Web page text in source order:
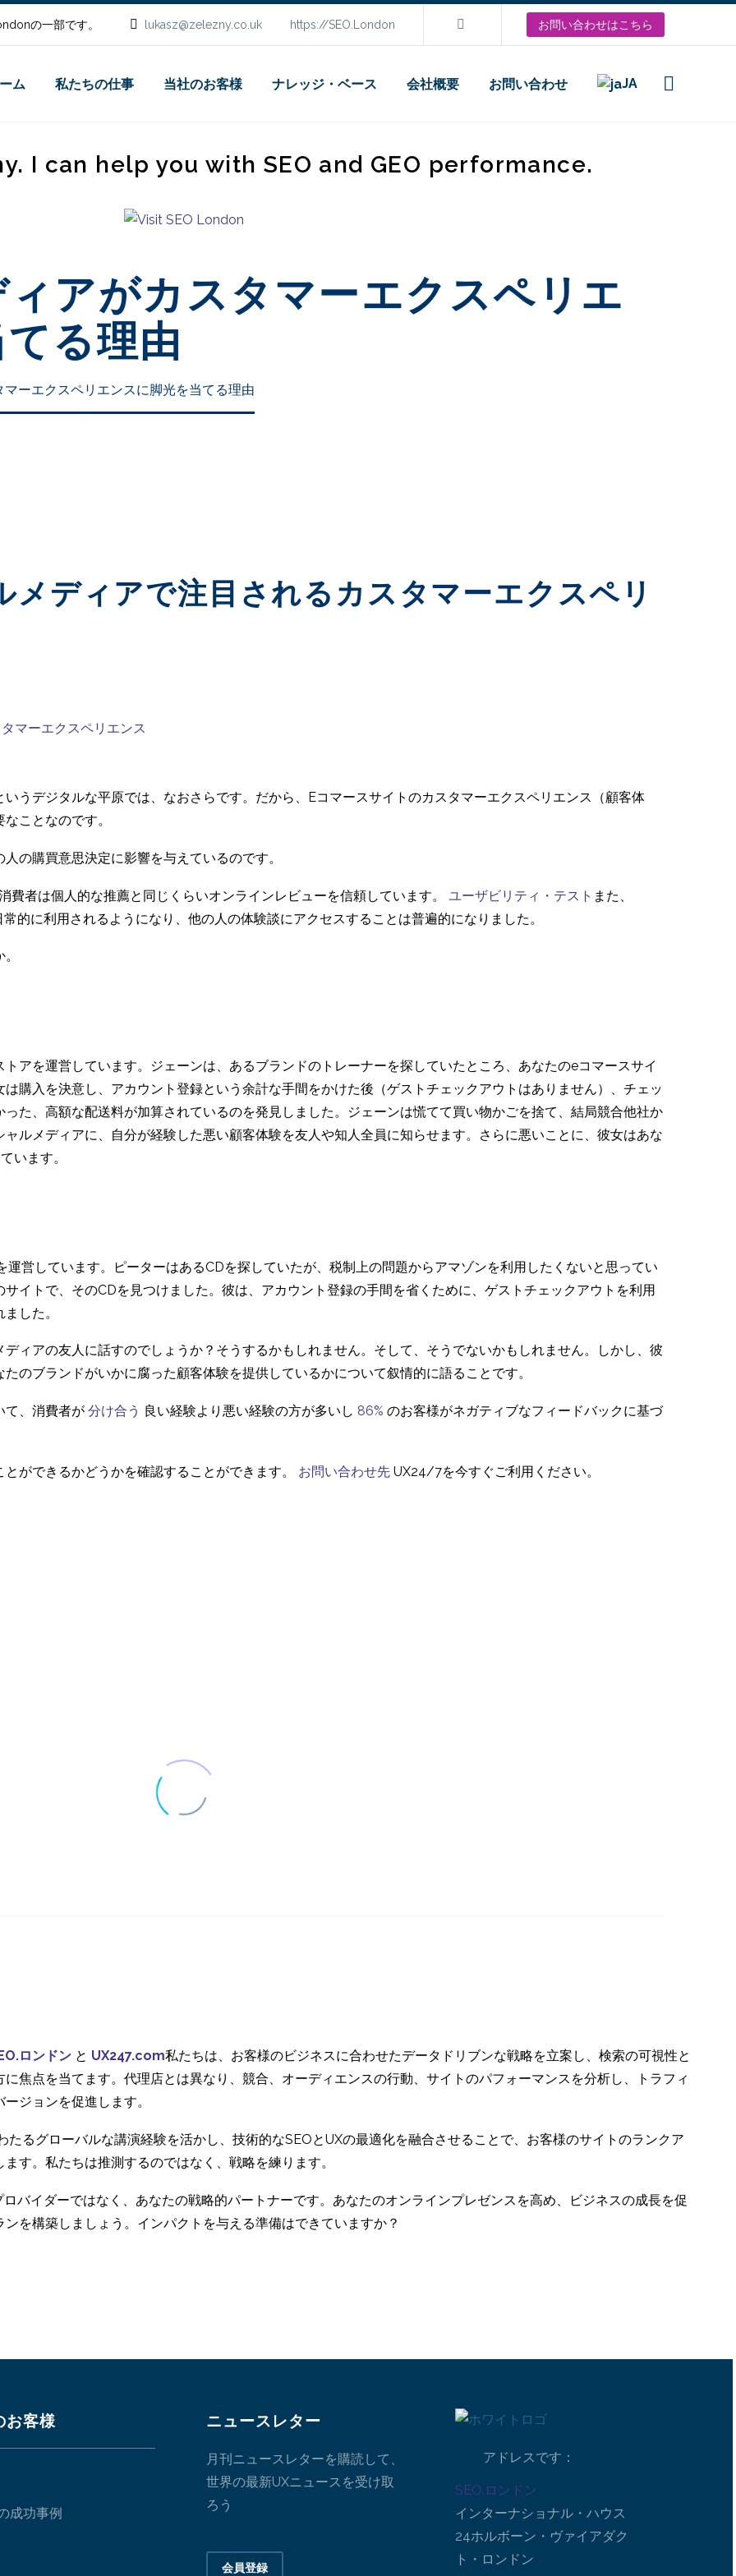
の一部です。 lukasz@zelezny.co.uk https://SEO.London お問い合わせはこちら
ム 私たちの仕事 当社のお客様 ナレッジ・ベース 会社概要 お問い合わせ JA
I can help you with SEO and GEO performance.
アがカスタマーエクスペリエ
る理由
ーエクスペリエンスに脚光を当てる理由
メディアで注目されるカスタマーエクスペリ
マーエクスペリエンス
うデジタルな平原では、なおさらです。だから、Eコマースサイトのカスタマーエクスペリエンス（顧客体
ことなのです。
の購買意思決定に影響を与えているのです。
者は個人的な推薦と同じくらいオンラインレビューを信頼しています。 ユーザビリティ・テスト また、
的に利用されるようになり、他の人の体験談にアクセスすることは普遍的になりました。
アを運営しています。ジェーンは、あるブランドのトレーナーを探していたところ、あなたのeコマースサイ
購入を決意し、アカウント登録という余計な手間をかけた後（ゲストチェックアウトはありません）、チェッ
た、高額な配送料が加算されているのを発見しました。ジェーンは慌てて買い物かごを捨て、結局競合他社か
ルメディアに、自分が経験した悪い顧客体験を友人や知人全員に知らせます。さらに悪いことに、彼女はあな
います。
営しています。ピーターはあるCDを探していたが、税制上の問題からアマゾンを利用したくないと思ってい
イトで、そのCDを見つけました。彼は、アカウント登録の手間を省くために、ゲストチェックアウトを利用
した。
ィアの友人に話すのでしょうか？そうするかもしれません。そして、そうでないかもしれません。しかし、彼
のブランドがいかに腐った顧客体験を提供しているかについて叙情的に語ることです。
て、消費者が 分け合う 良い経験より悪い経験の方が多いし 86% のお客様がネガティブなフィードバックに基づ
ができるかどうかを確認することができます。 お問い合わせ先 UX24/7を今すぐご利用ください。
ロンドン と UX247.com私たちは、お客様のビジネスに合わせたデータドリブンな戦略を立案し、検索の可視性と
焦点を当てます。代理店とは異なり、競合、オーディエンスの行動、サイトのパフォーマンスを分析し、トラフィ
ジョンを促進します。
たるグローバルな講演経験を活かし、技術的なSEOとUXの最適化を融合させることで、お客様のサイトのランクア
す。私たちは推測するのではなく、戦略を練ります。
バイダーではなく、あなたの戦略的パートナーです。あなたのオンラインプレゼンスを高め、ビジネスの成長を促
を構築しましょう。インパクトを与える準備はできていますか？
お客様
成功事例
ニュースレター
月刊ニュースレターを購読して、
世界の最新UXニュースを受け取
ろう
会員登録
アドレスです：
SEO.ロンドン
インターナショナル・ハウス
24ホルボーン・ヴァイアダク
ト・ロンドン